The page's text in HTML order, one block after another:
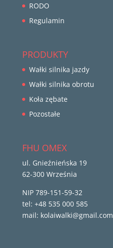
RODO
Regulamin
PRODUKTY
Wałki silnika jazdy
Wałki silnika obrotu
Koła zębate
Pozostałe
FHU OMEX
ul. Gnieźnieńska 19
62-300 Września
NIP 789-151-59-32
tel: +48 535 000 585
mail: kolaiwalki@gmail.com